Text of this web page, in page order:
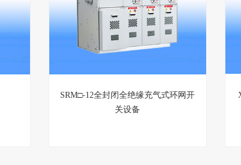
SRM□-12全封闭全绝缘充气式环网开
关设备